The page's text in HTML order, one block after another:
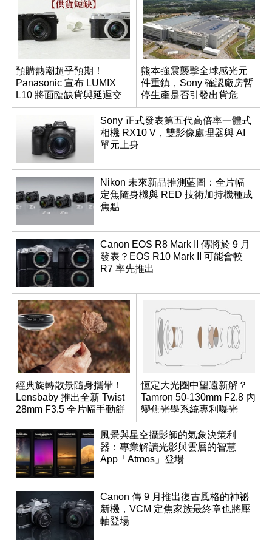
預購熱潮超乎預期！
Panasonic 宣布 LUMIX
L10 將面臨缺貨與延遲交
貨時間
熊本強震襲擊全球感光元
件重鎮，Sony 確認廠房暫
停生產是否引發出貨危
機？
Sony 正式發表第五代高倍率一體式
相機 RX10 V，雙影像處理器與 AI
單元上身
Nikon 未來新品推測藍圖：全片幅
定焦隨身機與 RED 技術加持機種成
焦點
Canon EOS R8 Mark II 傳將於 9 月
發表？EOS R10 Mark II 可能會較
R7 率先推出
經典旋轉散景隨身攜帶！
Lensbaby 推出全新 Twist
28mm F3.5 全片幅手動餅
乾鏡
恆定大光圈中望遠新解？
Tamron 50-130mm F2.8 內
變焦光學系統專利曝光
風景與星空攝影師的氣象決策利
器：專業解讀光影與雲層的智慧
App「Atmos」登場
Canon 傳 9 月推出復古風格的神祕
新機，VCM 定焦家族最終章也將壓
軸登場